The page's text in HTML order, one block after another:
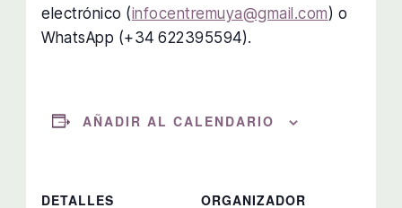
electrónico (infocentremuya@gmail.com) o
WhatsApp (+34 622395594).
AÑADIR AL CALENDARIO
DETALLES
ORGANIZADOR